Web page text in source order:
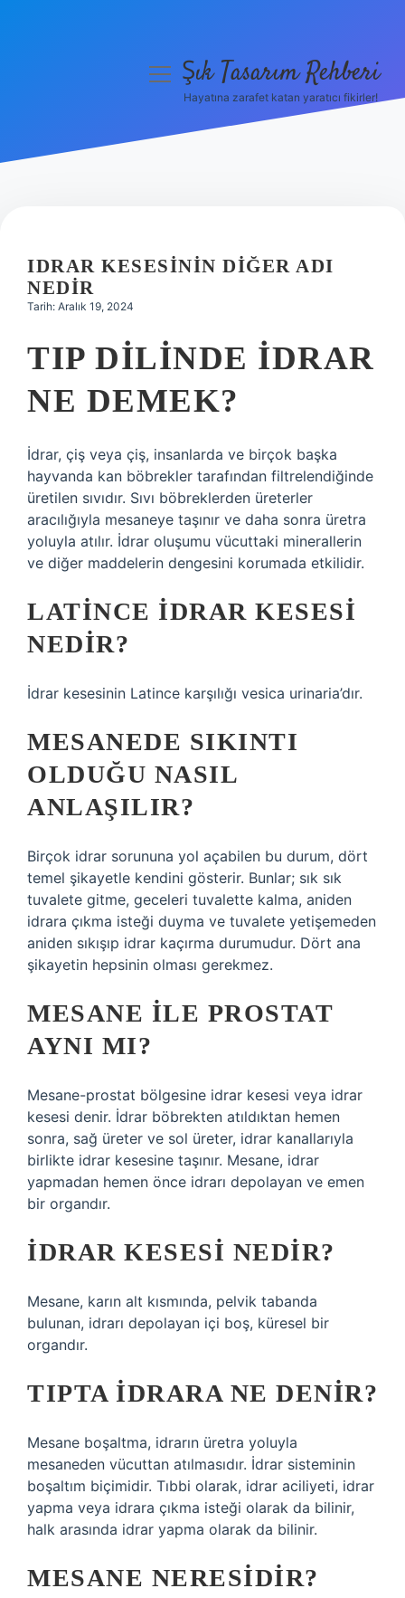
Hakkımızda
menüyüŞık Tasarım Rehberi
Hayatına zarafet katan yaratıcı fikirler!
IDRAR KESESININ DIĞER ADI
NEDIR
Tarih: Aralık 19, 2024
TIP DILINDE IDRAR
NE DEMEK?
İdrar, çiş veya çiş, insanlarda ve birçok başka
hayvanda kan böbrekler tarafından filtrelendiğinde
üretilen sıvıdır. Sıvı böbreklerden üreterler
aracılığıyla mesaneye taşınır ve daha sonra üretra
yoluyla atılır. İdrar oluşumu vücuttaki minerallerin
ve diğer maddelerin dengesini korumada etkilidir.
LATINCE IDRAR KESESI
NEDIR?
İdrar kesesinin Latince karşılığı vesica urinaria’dır.
MESANEDE SIKINTI
OLDUĞU NASIL
ANLAŞILIR?
Birçok idrar sorununa yol açabilen bu durum, dört
temel şikayetle kendini gösterir. Bunlar; sık sık
tuvalete gitme, geceleri tuvalette kalma, aniden
idrara çıkma isteği duyma ve tuvalete yetişemeden
aniden sıkışıp idrar kaçırma durumudur. Dört ana
şikayetin hepsinin olması gerekmez.
MESANE ILE PROSTAT
AYNI MI?
Mesane-prostat bölgesine idrar kesesi veya idrar
kesesi denir. İdrar böbrekten atıldıktan hemen
sonra, sağ üreter ve sol üreter, idrar kanallarıyla
birlikte idrar kesesine taşınır. Mesane, idrar
yapmadan hemen önce idrarı depolayan ve emen
bir organdır.
İDRAR KESESI NEDIR?
Mesane, karın alt kısmında, pelvik tabanda
bulunan, idrarı depolayan içi boş, küresel bir
organdır.
TIPTA IDRARA NE DENIR?
Mesane boşaltma, idrarın üretra yoluyla
mesaneden vücuttan atılmasıdır. İdrar sisteminin
boşaltım biçimidir. Tıbbi olarak, idrar aciliyeti, idrar
yapma veya idrara çıkma isteği olarak da bilinir,
halk arasında idrar yapma olarak da bilinir.
MESANE NERESIDIR?